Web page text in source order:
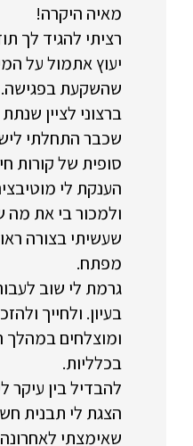
מאיה היקרה!
רציתי להגיד לך
יעוץ אתמול על
שהשקעת בפגישה.
ברצוני לציין
שכבר התחלתי
סופית של קורות
הענקת לי
ולמכור בי את מה
שעשיתי בצורה
מפתח.
גרמת לי שוב
בעיון. ולחייך
ומוצלחים במהלך
בכלליות.
להבדיל בין עיקר
הצגת לי תבנית
שאימצתי